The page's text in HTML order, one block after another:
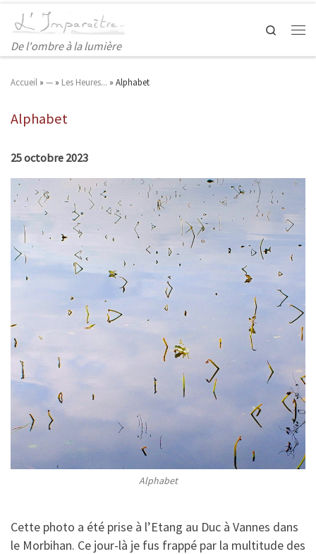
De l'ombre à la lumière
Search
Accueil » — » Les Heures... » Alphabet
Alphabet
25 octobre 2023
Alphabet
Cette photo a été prise à l’Etang au Duc à Vannes dans
le Morbihan. Ce jour-là je fus frappé par la multitude des